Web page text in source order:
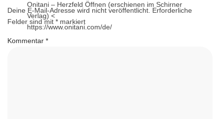
Onitani – Herzfeld Öffnen (erschienen im Schirner
Verlag) <
https://www.onitani.com/de/
Deine E-Mail-Adresse wird nicht veröffentlicht. Erforderliche
Felder sind mit * markiert
Kommentar *